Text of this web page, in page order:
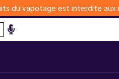
du vapotage est interdite